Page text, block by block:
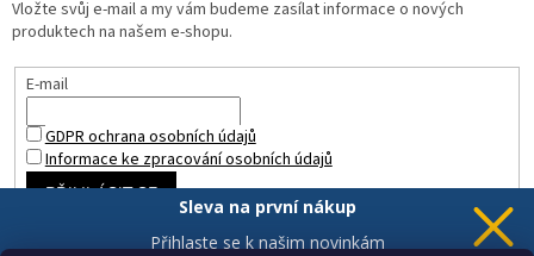
Vložte svůj e-mail a my vám budeme zasílat informace o nových
produktech na našem e-shopu.
E-mail
GDPR ochrana osobních údajů
Informace ke zpracování osobních údajů
PŘIHLÁSIT SE
Sleva na první nákup
Přihlaste se k našim novinkám